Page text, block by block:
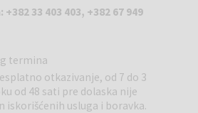
Najbliži aerodrom je Aerodrom
je uz doplatu.
33 403 403, +382 67 949
termina
otkazivanje, od 7 do 3
od 48 sati pre dolaska nije
iskorišćenih usluga i boravka.